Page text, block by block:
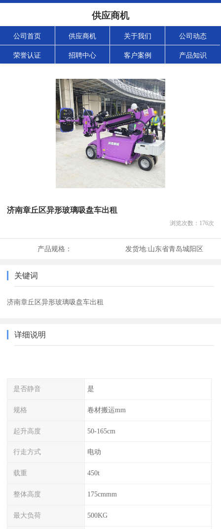
供应商机
公司首页 供应商机 关于我们 公司动态
荣誉认证 招聘中心 客户案例 产品知识
济南章丘区异形玻璃吸盘车出租
浏览次数： 176次
产品规格： 发货地:山东省青岛城阳区
关键词
济南章丘区异形玻璃吸盘车出租
详细说明
是否静音 是
规格 卷材搬运mm
起升高度 50-165cm
行走方式 电动
载重 450t
整体高度 175cmmm
最大负荷 500KG